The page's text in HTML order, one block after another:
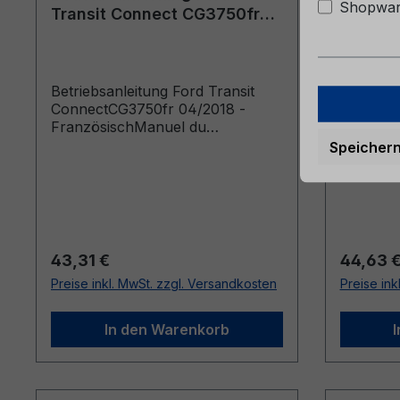
Transit Connect CG3750fr
Betriebsanleitung Ford Transit
ConnectCG3750fr 04/2018 -
FranzösischManuel du
Regulärer Preis:
43,31 €
Preise inkl. MwSt. zzgl. Versandkosten
In den Warenkorb
Transit
partir
produits
44,63 €
Preise
Speichern